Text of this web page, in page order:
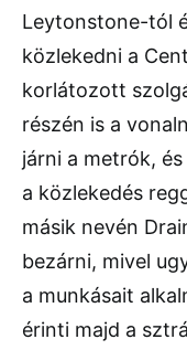
Leytonstone-tól
közlekedni a
korlátozott
részén is a
járni a metrók,
a közlekedés
másik nevén
bezárni, mivel
a munkásait
érinti majd a